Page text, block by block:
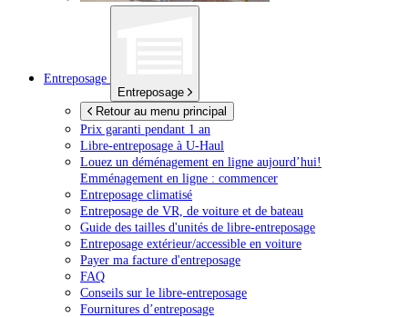
Entreposage
Entreposage
Retour au menu principal
Prix garanti pendant 1 an
Libre-entreposage à U-Haul
Louez un déménagement en ligne aujourd’hui!
Emménagement en ligne : commencer
Entreposage climatisé
Entreposage de VR, de voiture et de bateau
Guide des tailles d'unités de libre-entreposage
Entreposage extérieur/accessible en voiture
Payer ma facture d'entreposage
FAQ
Conseils sur le libre-entreposage
Fournitures d’entreposage